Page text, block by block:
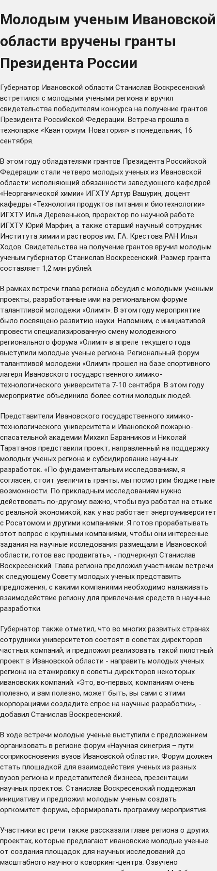
Молодым ученым Ивановской
области вручены гранты
Президента России
Губернатор Ивановской области Станислав Воскресенский
встретился с молодыми учеными региона и вручил
свидетельства победителям конкурса на получение грантов
Президента Российской Федерации. Встреча прошла в
технопарке «Кванториум. Новатория» в понедельник, 16
сентября.
В этом году обладателями грантов Президента Российской
Федерации стали четверо молодых ученых из Ивановской
области: исполняющий обязанности заведующего кафедрой
«Неорганической химии» ИГХТУ Артур Вашурин, доцент
кафедры «Технология продуктов питания и биотехнологии»
ИГХТУ Илья Деревеньков, проректор по научной работе
ИГХТУ Юрий Марфин, а также старший научный сотрудник
Института химии и растворов им. Г.А. Крестова РАН Илья
Ходов. Свидетельства на получение грантов вручил молодым
ученым губернатор Станислав Воскресенский. Размер гранта
составляет 1,2 млн рублей.
В рамках встречи глава региона обсудил с молодыми учеными
проекты, разработанные ими на региональном форуме
талантливой молодежи «Олимп». В этом году мероприятие
было посвящено развитию науки. Напомним, с инициативой
провести специализированную смену молодежного
регионального форума «Олимп» в апреле текущего года
выступили молодые ученые региона. Региональный форум
талантливой молодежи «Олимп» прошел на базе спортивного
лагеря Ивановского государственного химико-
технологического университета 7-10 сентября. В этом году
мероприятие объединило более сотни молодых людей.
Представители Ивановского государственного химико-
технологического университета и Ивановской пожарно-
спасательной академии Михаил Баранников и Николай
Таратанов представили проект, направленный на поддержку
молодых ученых региона и субсидирование научных
разработок. «По фундаментальным исследованиям, я
согласен, стоит увеличить гранты, мы посмотрим бюджетные
возможности. По прикладным исследованиям нужно
действовать по-другому: важно, чтобы вуз работал на стыке
с реальной экономикой, как у нас работает энергоуниверситет
с Росатомом и другими компаниями. Я готов прорабатывать
этот вопрос с крупными компаниями, чтобы они интересные
задания на научные исследования размещали в Ивановской
области, готов вас продвигать», - подчеркнул Станислав
Воскресенский. Глава региона предложил участникам встречи
к следующему Совету молодых ученых представить
предложения, с какими компаниями необходимо налаживать
взаимодействие региону для привлечения средств в научные
разработки.
Губернатор также отметил, что во многих развитых странах
сотрудники университетов состоят в советах директоров
частных компаний, и предложил реализовать такой пилотный
проект в Ивановской области - направить молодых ученых
региона на стажировку в советы директоров некоторых
ивановских компаний. «Это, во-первых, компаниям очень
полезно, и вам полезно, может быть, вы сами с этими
корпорациями создадите спрос на научные разработки», -
добавил Станислав Воскресенский.
В ходе встречи молодые ученые выступили с предложением
организовать в регионе форум «Научная синегрия – пути
соприкосновения вузов Ивановской области». Форум должен
стать площадкой для взаимодействия ученых из разных
вузов региона и представителей бизнеса, презентации
научных проектов. Станислав Воскресенский поддержал
инициативу и предложил молодым ученым создать
оргкомитет форума, сформировать программу мероприятия.
Участники встречи также рассказали главе региона о других
проектах, которые предлагают ивановские молодые ученые:
от создания площадок для научных исследований до
масштабного научного коворкинг-центра. Озвучено